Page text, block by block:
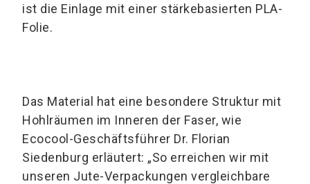
ist die Einlage mit einer stärkebasierten PLA-
Folie.
Das Material hat eine besondere Struktur mit
Hohlräumen im Inneren der Faser, wie
Ecocool-Geschäftsführer Dr. Florian
Siedenburg erläutert: „So erreichen wir mit
unseren Jute-Verpackungen vergleichbare